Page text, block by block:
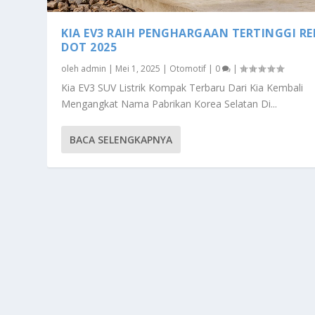
KIA EV3 RAIH PENGHARGAAN TERTINGGI
DOT 2025
oleh admin | Mei 1, 2025 | Otomotif | 0 |
Kia EV3 SUV Listrik Kompak Terbaru Dari Kia Kembali
Mengangkat Nama Pabrikan Korea Selatan Di...
BACA SELENGKAPNYA